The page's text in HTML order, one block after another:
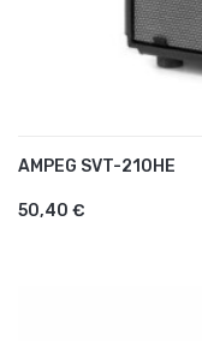
AMPEG SVT-210HE
50,40 €